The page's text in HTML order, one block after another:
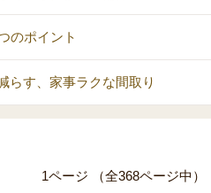
のポイント
らす、家事ラクな間取り
1ページ （全368ページ中）